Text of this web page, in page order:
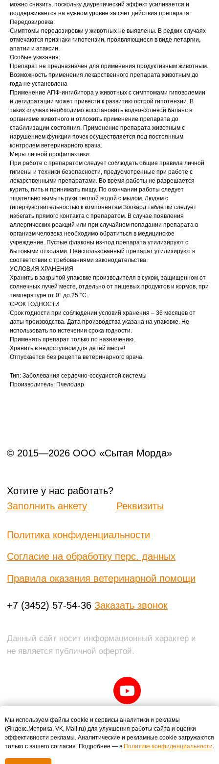
можно снизить, поскольку диуретический эффект усиливается и
поддерживается на нужном уровне за счет действия препарата.
Передозировка:
Симптомы передозировки у животных не выявлены. В редких случаях
отмечаются признаки гипотензии, проявляющиеся в виде летаргии,
апатии и атаксии.
Особые указания:
Препарат не предназначен для применения продуктивным животным.
Возможность применения лекарственного препарата животным до
года не установлена
Применение АПФ-ингибитора у животных с симптомами гиповолемии
и дегидратации может привести к развитию острой гипотензии. В
таких случаях необходимо восстановить водно-солевой баланс в
организме животного и отложить применение препарата до
стабилизации состояния. Применение препарата животным с
нарушением функции почек осуществляется под постоянным
контролем ветеринарного врача.
Меры личной профилактики:
При работе с препаратом следует соблюдать общие правила личной
гигиены и техники безопасности, предусмотренные при работе с
лекарственными препаратами. Во время работы не разрешается
курить, пить и принимать пищу. По окончании работы следует
тщательно вымыть руки теплой водой с мылом. Людям с
гиперчувствительностью к компонентам Зоокард таблетки следует
избегать прямого контакта с препаратом. В случае появления
аллергических реакций или при случайном попадании препарата в
организм человека необходимо обратиться в медицинское
учреждение. Пустые флаконы из-под препарата утилизируют с
бытовыми отходами. Неиспользованный препарат утилизируют в
соответствии с требованиями законодательства.
УСЛОВИЯ ХРАНЕНИЯ
Хранить в закрытой упаковке производителя в сухом, защищенном от
солнечных лучей месте, отдельно от пищевых продуктов и кормов, при
температуре от 0° до 25 °С.
СРОК ГОДНОСТИ
Срок годности при соблюдении условий хранения – 36 месяцев от
даты производства. Дата производства указана на упаковке. Не
использовать по истечении срока годности.
Применять препарат только по назначению.
Хранить в недоступном для детей месте!
Отпускается без рецепта ветеринарного врача.
Тип: Заболевания сердечно-сосудистой системы
Производитель: Пчелодар
Данный сайт носит информационный характер и
не является публичной офертой.
+7 (3452) 57-54-36
Правила оказания ветеринарной помощи
Мы используем файлы cookie и сервисы аналитики и рекламы
(Яндекс.Метрика, VK, Mail.ru) для улучшения работы сайта и оценки
эффективности рекламы. Аналитические и рекламные cookie загружаются
только с вашего согласия. Подробнее — в Политике конфиденциальности